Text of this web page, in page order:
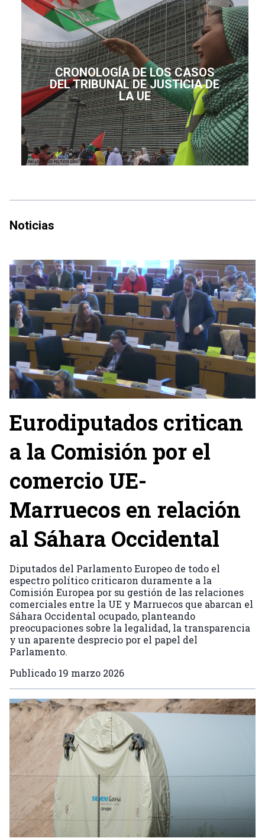
CRONOLOGÍA DE LOS CASOS
DEL TRIBUNAL DE JUSTICIA DE
LA UE
Noticias
Eurodiputados critican
a la Comisión por el
comercio UE-
Marruecos en relación
al Sáhara Occidental
Diputados del Parlamento Europeo de todo el
espectro político criticaron duramente a la
Comisión Europea por su gestión de las relaciones
comerciales entre la UE y Marruecos que abarcan el
Sáhara Occidental ocupado, planteando
preocupaciones sobre la legalidad, la transparencia
y un aparente desprecio por el papel del
Parlamento.
Publicado 19 marzo 2026